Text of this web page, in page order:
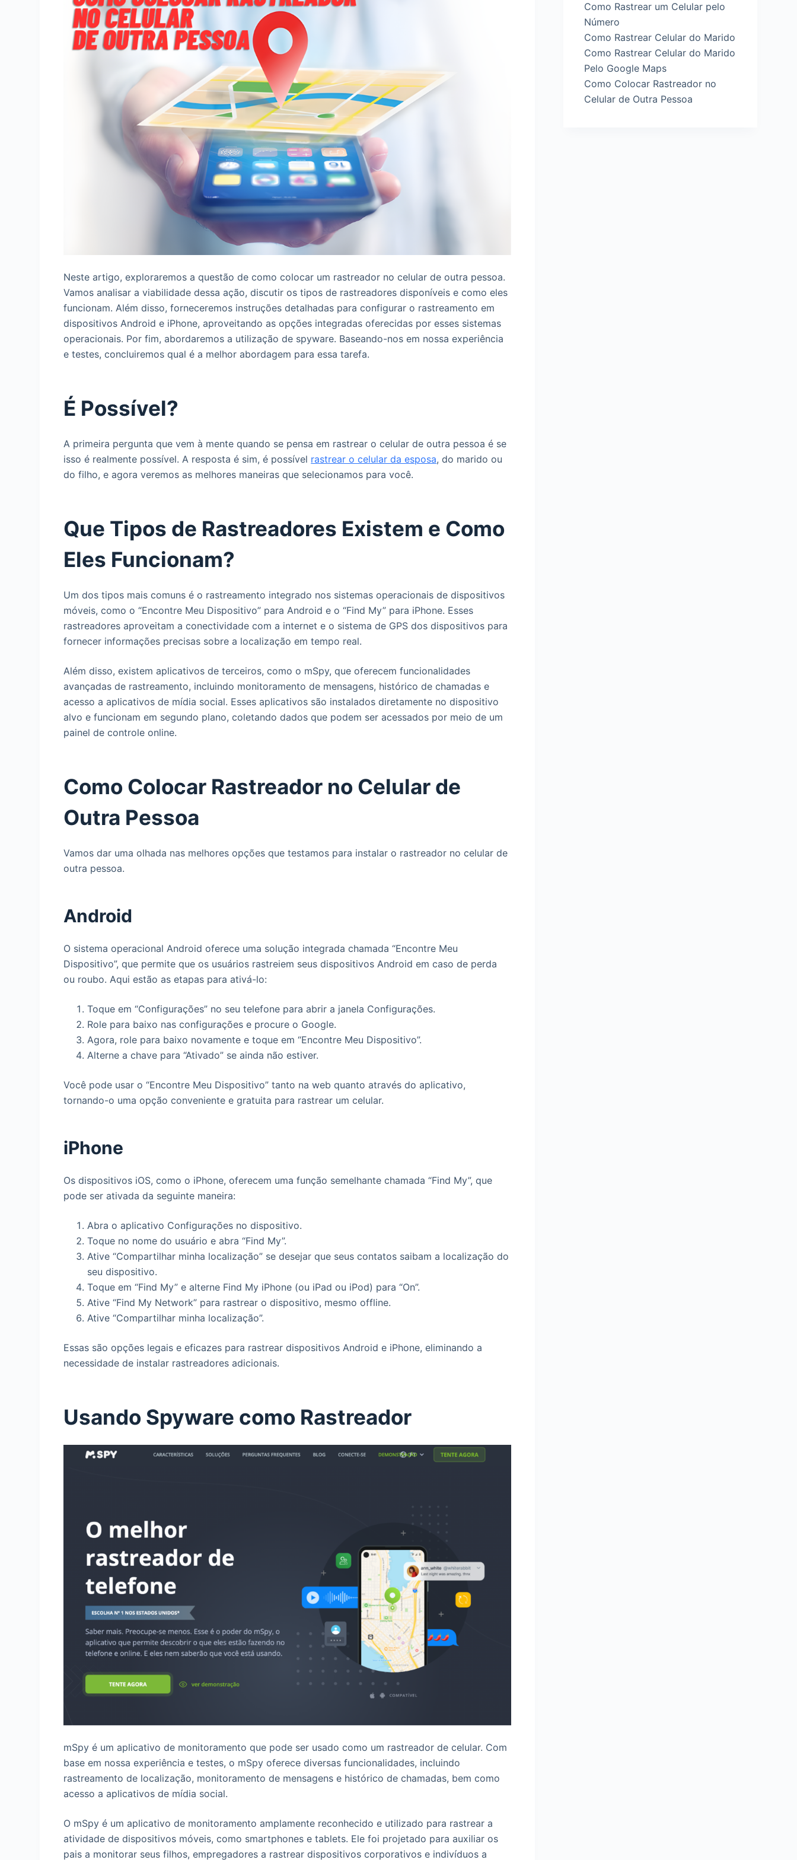
Neste artigo, exploraremos a questão de como colocar um rastreador no celular de outra pessoa.
Vamos analisar a viabilidade dessa ação, discutir os tipos de rastreadores disponíveis e como eles
funcionam. Além disso, forneceremos instruções detalhadas para configurar o rastreamento em
dispositivos Android e iPhone, aproveitando as opções integradas oferecidas por esses sistemas
operacionais. Por fim, abordaremos a utilização de spyware. Baseando-nos em nossa experiência
e testes, concluiremos qual é a melhor abordagem para essa tarefa.
É Possível?
A primeira pergunta que vem à mente quando se pensa em rastrear o celular de outra pessoa é se
isso é realmente possível. A resposta é sim, é possível rastrear o celular da esposa, do marido ou
do filho, e agora veremos as melhores maneiras que selecionamos para você.
Que Tipos de Rastreadores Existem e Como
Eles Funcionam?
Um dos tipos mais comuns é o rastreamento integrado nos sistemas operacionais de dispositivos
móveis, como o “Encontre Meu Dispositivo” para Android e o “Find My” para iPhone. Esses
rastreadores aproveitam a conectividade com a internet e o sistema de GPS dos dispositivos para
fornecer informações precisas sobre a localização em tempo real.
Além disso, existem aplicativos de terceiros, como o mSpy, que oferecem funcionalidades
avançadas de rastreamento, incluindo monitoramento de mensagens, histórico de chamadas e
acesso a aplicativos de mídia social. Esses aplicativos são instalados diretamente no dispositivo
alvo e funcionam em segundo plano, coletando dados que podem ser acessados por meio de um
painel de controle online.
Como Colocar Rastreador no Celular de
Outra Pessoa
Vamos dar uma olhada nas melhores opções que testamos para instalar o rastreador no celular de
outra pessoa.
Android
O sistema operacional Android oferece uma solução integrada chamada “Encontre Meu
Dispositivo”, que permite que os usuários rastreiem seus dispositivos Android em caso de perda
ou roubo. Aqui estão as etapas para ativá-lo:
Toque em “Configurações” no seu telefone para abrir a janela Configurações.
Role para baixo nas configurações e procure o Google.
Agora, role para baixo novamente e toque em “Encontre Meu Dispositivo”.
Alterne a chave para “Ativado” se ainda não estiver.
Você pode usar o “Encontre Meu Dispositivo” tanto na web quanto através do aplicativo,
tornando-o uma opção conveniente e gratuita para rastrear um celular.
iPhone
Os dispositivos iOS, como o iPhone, oferecem uma função semelhante chamada “Find My”, que
pode ser ativada da seguinte maneira:
Abra o aplicativo Configurações no dispositivo.
Toque no nome do usuário e abra “Find My”.
Ative “Compartilhar minha localização” se desejar que seus contatos saibam a localização do
seu dispositivo.
Toque em “Find My” e alterne Find My iPhone (ou iPad ou iPod) para “On”.
Ative “Find My Network” para rastrear o dispositivo, mesmo offline.
Ative “Compartilhar minha localização”.
Essas são opções legais e eficazes para rastrear dispositivos Android e iPhone, eliminando a
necessidade de instalar rastreadores adicionais.
Usando Spyware como Rastreador
mSpy é um aplicativo de monitoramento que pode ser usado como um rastreador de celular. Com
base em nossa experiência e testes, o mSpy oferece diversas funcionalidades, incluindo
rastreamento de localização, monitoramento de mensagens e histórico de chamadas, bem como
acesso a aplicativos de mídia social.
O mSpy é um aplicativo de monitoramento amplamente reconhecido e utilizado para rastrear a
atividade de dispositivos móveis, como smartphones e tablets. Ele foi projetado para auxiliar os
pais a monitorar seus filhos, empregadores a rastrear dispositivos corporativos e indivíduos a
Como Rastrear um Celular pelo
Número
Como Rastrear Celular do Marido
Como Rastrear Celular do Marido
Pelo Google Maps
Como Colocar Rastreador no
Celular de Outra Pessoa